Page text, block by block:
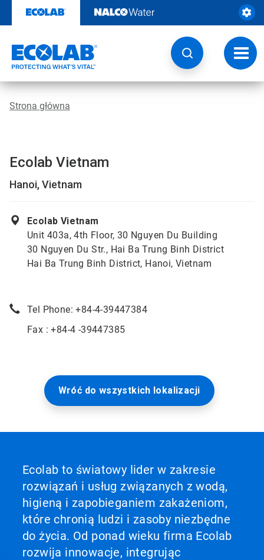
zawartości
Strona główna
Ecolab Vietnam
Hanoi, Vietnam
Ecolab Vietnam
Unit 403a, 4th Floor, 30 Nguyen Du Building
30 Nguyen Du Str., Hai Ba Trung Binh District
Hai Ba Trung Binh District, Hanoi, Vietnam
Tel Phone: +84-4-39447384
Fax : +84-4 -39447385
Wróć do wszystkich lokalizacji
Ecolab to światowy lider w zakresie
rozwiązań i usług związanych z wodą,
higieną i zapobieganiem zakażeniom,
które chronią ludzi i zasoby niezbędne
do życia. Od ponad wieku firma Ecolab
rozwija innowacje, integrując